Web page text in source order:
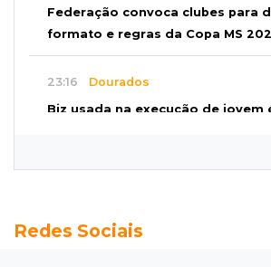
Federação convoca clubes para
formato e regras da Copa MS
23:16 Dourados
Biz usada na execução de jovem
árvore sobre casas no Vilas Boas
Redes Sociais